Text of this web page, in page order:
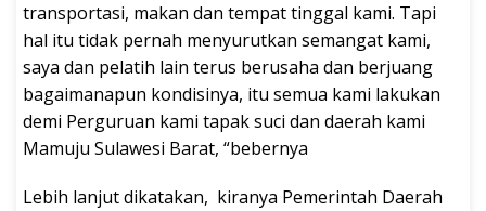
transportasi, makan dan tempat tinggal kami. Tapi
hal itu tidak pernah menyurutkan semangat kami,
saya dan pelatih lain terus berusaha dan berjuang
bagaimanapun kondisinya, itu semua kami lakukan
demi Perguruan kami tapak suci dan daerah kami
Mamuju Sulawesi Barat, “bebernya
Lebih lanjut dikatakan, kiranya Pemerintah Daerah